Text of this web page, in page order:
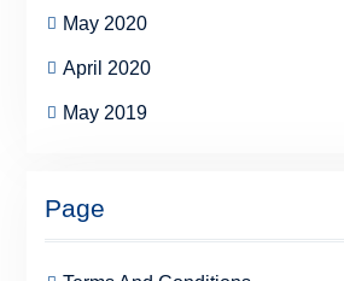
May 2020
April 2020
May 2019
Page